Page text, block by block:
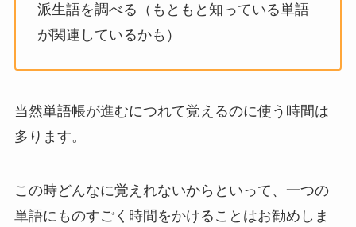
派生語を調べる（もともと知っている単語
が関連しているかも）
当然単語帳が進むにつれて覚えるのに使う時間は
多ります。
この時どんなに覚えれないからといって、一つの
単語にものすごく時間をかけることはお勧めしま